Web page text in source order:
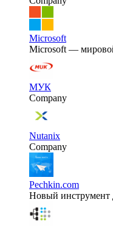
Microsoft
Microsoft —
МУК
Company
Nutanix
Company
Pechkin.com
Новый инструмент